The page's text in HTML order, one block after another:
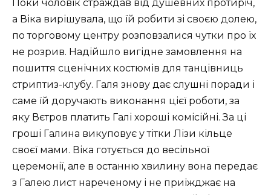
Поки чоловік страждав від душевних протиріч,
а Віка вирішувала, що їй робити зі своєю долею,
по торговому центру розповзалися чутки про їх
не розрив. Надійшло вигідне замовлення на
пошиття сценічних костюмів для танцівниць
стриптиз-клубу. Галя знову дає слушні поради і
саме їй доручають виконання цієї роботи, за
яку Вєтров платить Галі хороші комісійні. За ці
гроші Галина викуповує у тітки Лізи кільце
своєї мами. Віка готується до весільної
церемонії, але в останню хвилину вона передає
з Галею лист нареченому і не приїжджає на